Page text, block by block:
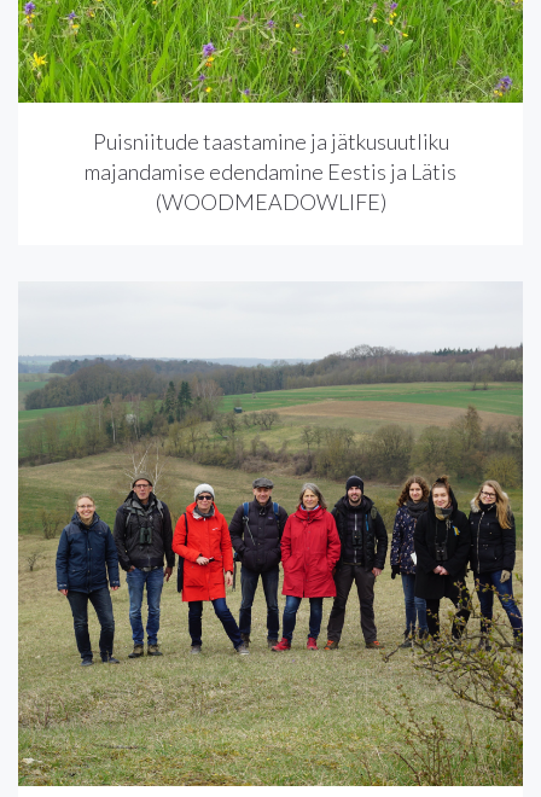
Puisniitude taastamine ja jätkusuutliku
majandamise edendamine Eestis ja Lätis
(WOODMEADOWLIFE)